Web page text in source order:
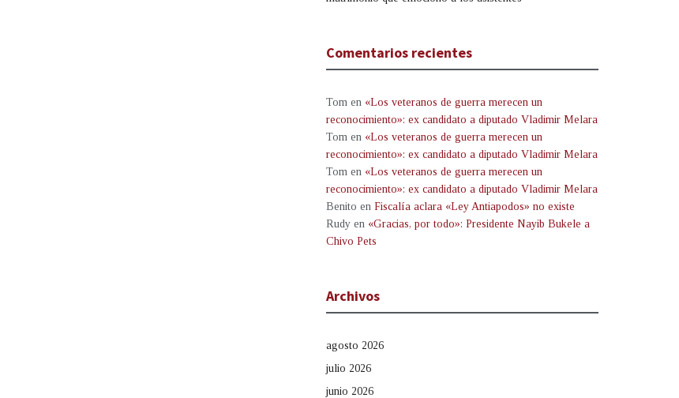
Comentarios recientes
Tom en «Los veteranos de guerra merecen un
reconocimiento»: ex candidato a diputado Vladimir Melara
Tom en «Los veteranos de guerra merecen un
reconocimiento»: ex candidato a diputado Vladimir Melara
Tom en «Los veteranos de guerra merecen un
reconocimiento»: ex candidato a diputado Vladimir Melara
Benito en Fiscalía aclara «Ley Antiapodos» no existe
Rudy en «Gracias, por todo»: Presidente Nayib Bukele a
Chivo Pets
Archivos
agosto 2026
julio 2026
junio 2026